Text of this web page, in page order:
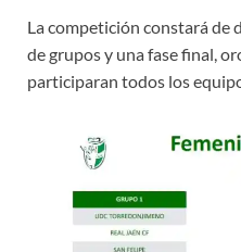
La competición constará de
de grupos y una fase final,
participaran todos los